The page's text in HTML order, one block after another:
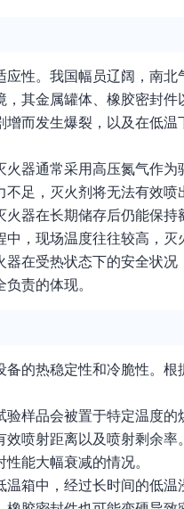
性。我国幅员辽阔，南
其金属罐体、橡胶密封
而发生爆裂，以及在低
器通常采用高压氮气作
足，灭火剂将无法有效
器在长期储存后仍能保持
，现场温度往往较高，
在受热状态下的安全状况
责的体现。
的热稳定性和冷脆性。根
样品会被置于特定温度
喷射距离以及喷射剩余
能大幅衰减的情况。
箱中，经过长时间的低